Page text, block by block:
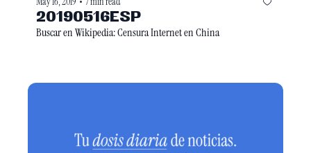
20190516ESP
Buscar en Wikipedia: Censura Internet en China